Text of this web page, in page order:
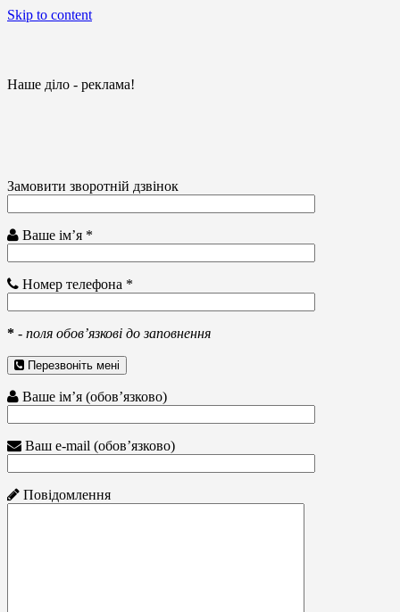
Skip to content
Наше діло - реклама!
Замовити зворотній дзвінок
Ваше ім’я *
Номер телефона *
* - поля обов’язкові до заповнення
Перезвоніть мені
Ваше ім’я (обов’язково)
Ваш e-mail (обов’язково)
Повідомлення